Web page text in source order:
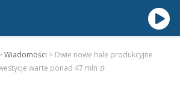
Wiadomości > Dwie nowe hale produkcyjne
warte ponad 47 mln zł